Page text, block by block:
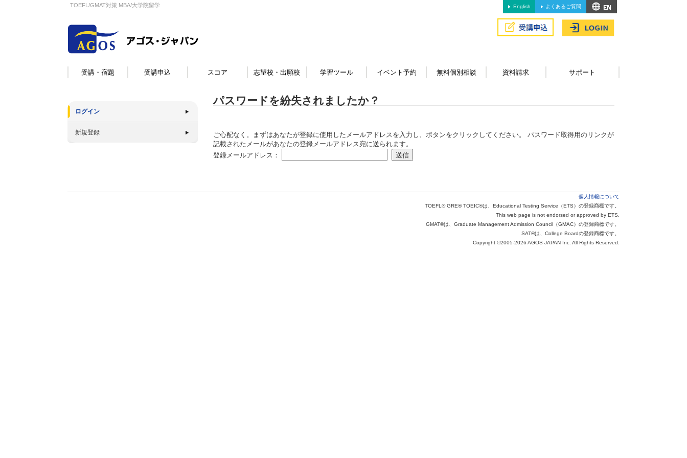
TOEFL/GMAT対策 MBA/大学院留学 English よくあるご質問
受講・宿題 受講申込 スコア 志望校・出願校 学習ツール イベント予約 無料個別相談 資料請求 サポート
ログイン
新規登録
パスワードを紛失されましたか？
ご心配なく。まずはあなたが登録に使用したメールアドレスを入力し、ボタンをクリックしてください。 パスワード取得用のリンクが
記載されたメールがあなたの登録メールアドレス宛に送られます。
登録メールアドレス：
個人情報について
TOEFL® GRE® TOEIC®は、Educational Testing Service（ETS）の登録商標です。
This web page is not endorsed or approved by ETS.
GMAT®は、Graduate Management Admission Council（GMAC）の登録商標です。
SAT®は、College Boardの登録商標です。
Copyright ©2005-2026 AGOS JAPAN Inc. All Rights Reserved.